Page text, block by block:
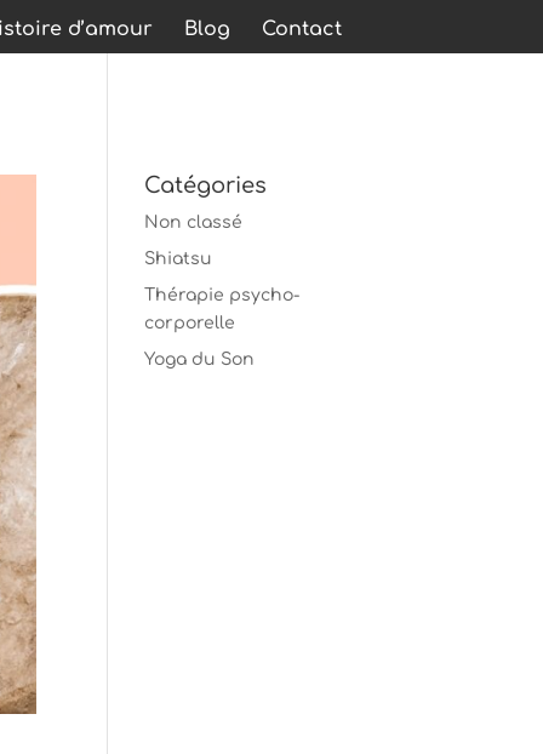
d’amour Blog Contact
Catégories
Non classé
Shiatsu
Thérapie psycho-
corporelle
Yoga du Son